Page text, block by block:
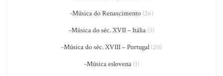
-Música do Renascimento (26)
-Música do séc. XVII – Itália (3)
-Música do séc. XVIII – Portugal (20)
-Música eslovena(1)